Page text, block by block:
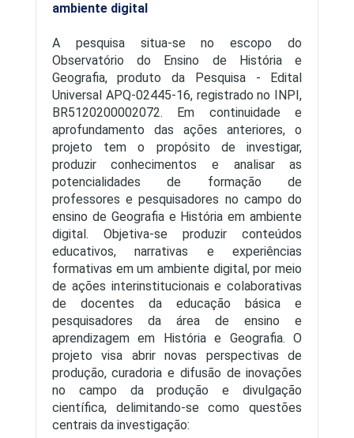
ambiente digital
A pesquisa situa-se no escopo do
Observatório do Ensino de História e
Geografia, produto da Pesquisa - Edital
Universal APQ-02445-16, registrado no INPI,
BR5120200002072. Em continuidade e
aprofundamento das ações anteriores, o
projeto tem o propósito de investigar,
produzir conhecimentos e analisar as
potencialidades de formação de
professores e pesquisadores no campo do
ensino de Geografia e História em ambiente
digital. Objetiva-se produzir conteúdos
educativos, narrativas e experiências
formativas em um ambiente digital, por meio
de ações interinstitucionais e colaborativas
de docentes da educação básica e
pesquisadores da área de ensino e
aprendizagem em História e Geografia. O
projeto visa abrir novas perspectivas de
produção, curadoria e difusão de inovações
no campo da produção e divulgação
científica, delimitando-se como questões
centrais da investigação: